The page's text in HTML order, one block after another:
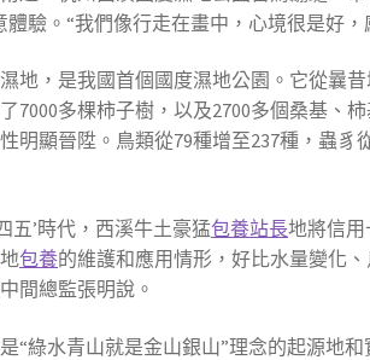
體驗。“我們像行走在畫中，心境很是好
地，是我國首個國度濕地公園。它從曩
7000多棵柿子樹，以及2700多個桑基、
明顯晉陞。鳥類從79種增至237種，蟲
五’時代，西溪牛土豪猛包養站長地將信
包養的維護和應用情形，好比水量變化
間總監張明說。
“綠水青山就是金山銀山”理念的起源地